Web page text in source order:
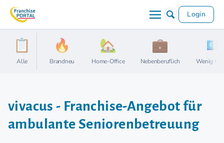
Login
Alle Brandneu Home-Office Nebenberuflich Wenig
vivacus - Franchise-Angebot für
ambulante Seniorenbetreuung